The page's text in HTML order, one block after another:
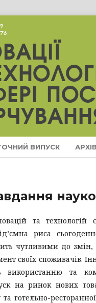
ВИПУСК
та
риса
чутливими до змін,
своїх споживачів.
використанню та
на ринок нових
готельно-